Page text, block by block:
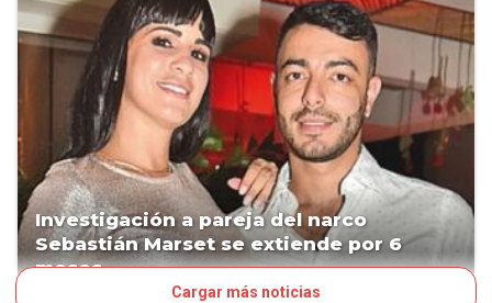
Investigación a pareja del narco
Sebastián Marset se extiende por 6
meses
Cargar más noticias